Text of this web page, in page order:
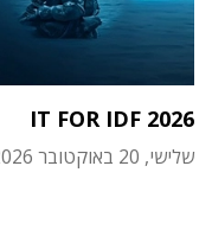
IT FOR IDF 2026
שלישי, 20 באוקטובר 2026